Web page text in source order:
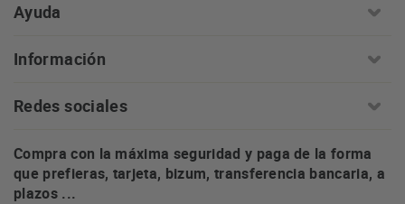
Ayuda
Información
Redes sociales
Compra con la máxima seguridad y paga de la forma
que prefieras, tarjeta, bizum, transferencia bancaria, a
plazos ...